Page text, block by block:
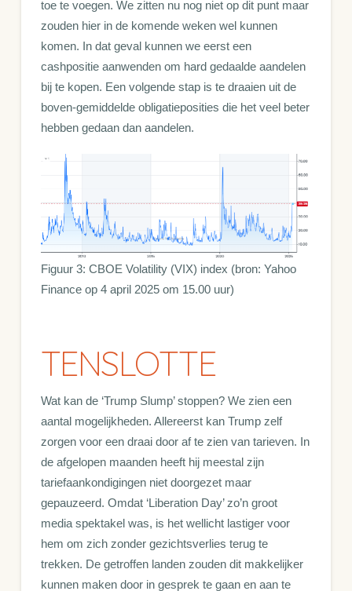
toe te voegen. We zitten nu nog niet op dit punt maar
zouden hier in de komende weken wel kunnen
komen. In dat geval kunnen we eerst een
cashpositie aanwenden om hard gedaalde aandelen
bij te kopen. Een volgende stap is te draaien uit de
boven-gemiddelde obligatieposities die het veel beter
hebben gedaan dan aandelen.
Figuur 3: CBOE Volatility (VIX) index (bron: Yahoo
Finance op 4 april 2025 om 15.00 uur)
TENSLOTTE
Wat kan de ‘Trump Slump’ stoppen? We zien een
aantal mogelijkheden. Allereerst kan Trump zelf
zorgen voor een draai door af te zien van tarieven. In
de afgelopen maanden heeft hij meestal zijn
tariefaankondigingen niet doorgezet maar
gepauzeerd. Omdat ‘Liberation Day’ zo’n groot
media spektakel was, is het wellicht lastiger voor
hem om zich zonder gezichtsverlies terug te
trekken. De getroffen landen zouden dit makkelijker
kunnen maken door in gesprek te gaan en aan te